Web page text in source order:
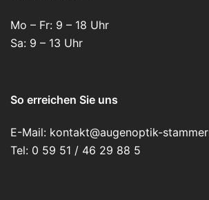
Mo – Fr: 9 – 18 Uhr
Sa: 9 – 13 Uhr
So erreichen Sie uns
E-Mail: kontakt@augenoptik-
Tel: 0 59 51 / 46 29 88 5